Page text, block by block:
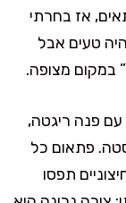
אז בחרתי
טעים אבל
במקום מצופה.
פנה ריגטה,
פתאום כל
תפסו